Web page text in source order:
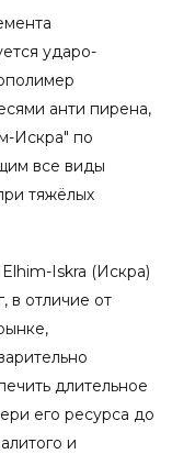
ударо-
анти пирена,
Искра" по
все виды
тяжёлых
Iskra (Искра)
в отличие от
длительное
его ресурса до
и